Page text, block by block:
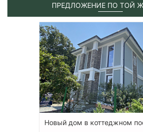
ПРЕДЛОЖЕНИЕ ПО ТОЙ
Новый дом в коттеджном